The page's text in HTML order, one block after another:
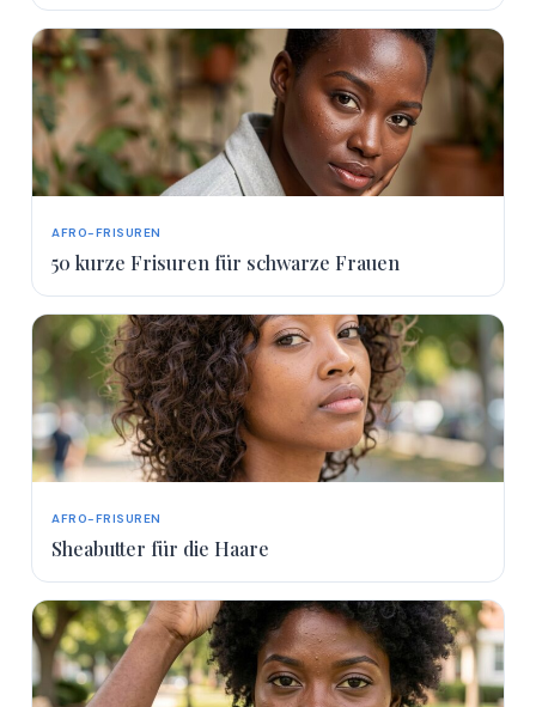
AFRO-FRISUREN
50 kurze Frisuren für schwarze Frauen
AFRO-FRISUREN
Sheabutter für die Haare